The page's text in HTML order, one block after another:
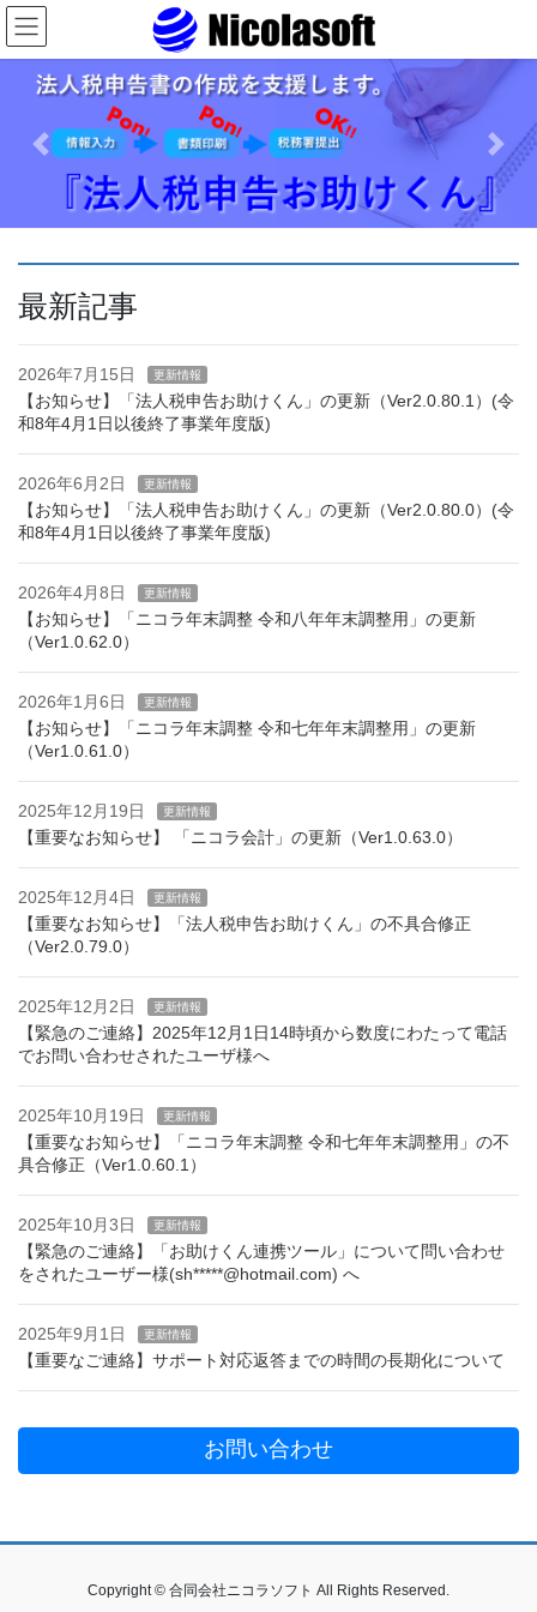
コ
ン
テ
ナ
ビ
ゲ
Previous Next
最新記事
2026年7月15日 更新情報
【お知らせ】「法人税申告お助けくん」の更新（Ver2.0.80.1）(令
和8年4月1日以後終了事業年度版)
2026年6月2日 更新情報
【お知らせ】「法人税申告お助けくん」の更新（Ver2.0.80.0）(令
和8年4月1日以後終了事業年度版)
2026年4月8日 更新情報
【お知らせ】「ニコラ年末調整 令和八年年末調整用」の更新
（Ver1.0.62.0）
2026年1月6日 更新情報
【お知らせ】「ニコラ年末調整 令和七年年末調整用」の更新
（Ver1.0.61.0）
2025年12月19日 更新情報
【重要なお知らせ】 「ニコラ会計」の更新（Ver1.0.63.0）
2025年12月4日 更新情報
【重要なお知らせ】「法人税申告お助けくん」の不具合修正
（Ver2.0.79.0）
2025年12月2日 更新情報
【緊急のご連絡】2025年12月1日14時頃から数度にわたって電話
でお問い合わせされたユーザ様へ
2025年10月19日 更新情報
【重要なお知らせ】「ニコラ年末調整 令和七年年末調整用」の不
具合修正（Ver1.0.60.1）
2025年10月3日 更新情報
【緊急のご連絡】「お助けくん連携ツール」について問い合わせ
をされたユーザー様(sh*****@hotmail.com) へ
2025年9月1日 更新情報
【重要なご連絡】サポート対応返答までの時間の長期化について
お問い合わせ
Copyright © 合同会社ニコラソフト All Rights Reserved.